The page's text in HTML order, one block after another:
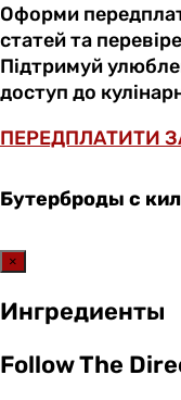
Оформи
статей та
Підтримуй
доступ до
ПЕРЕДПЛАТИТИ
Бутерброды с
×
Ингредиенты
Follow The